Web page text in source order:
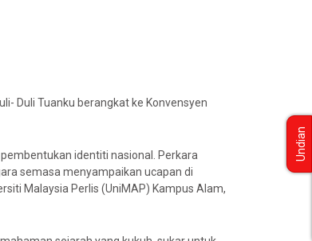
Duli Tuanku berangkat ke Konvensyen
identiti nasional. Perkara
semasa menyampaikan ucapan di
Malaysia Perlis (UniMAP) Kampus Alam,
Undian